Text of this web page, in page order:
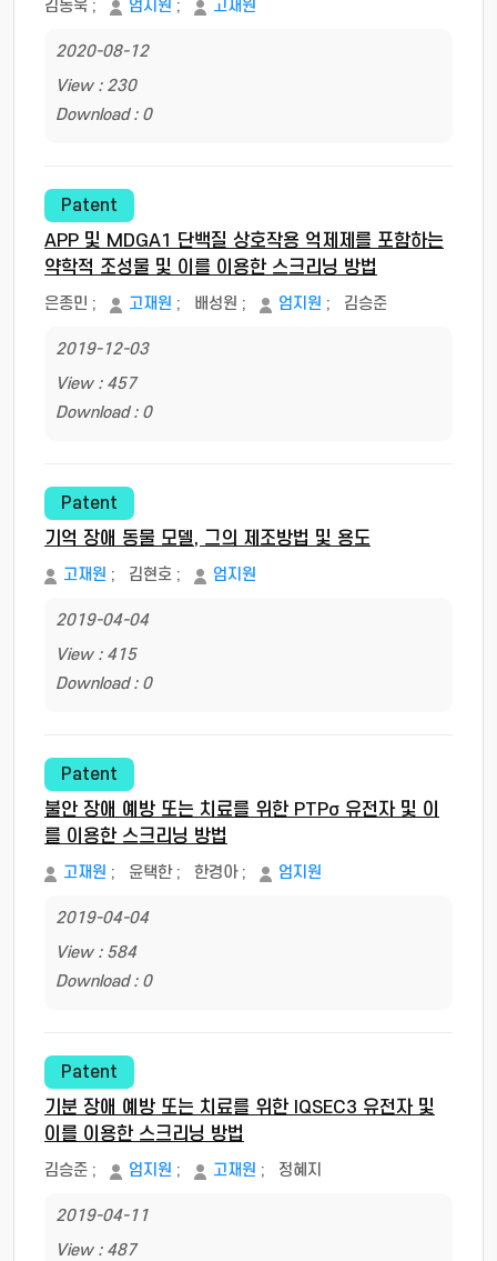
김동욱 ; 엄지원 ; 고재원
2020-08-12
View : 230
Download : 0
Patent
APP 및 MDGA1 단백질 상호작용 억제제를 포함하는
약학적 조성물 및 이를 이용한 스크리닝 방법
은종민 ; 고재원 ; 배성원 ; 엄지원 ; 김승준
2019-12-03
View : 457
Download : 0
Patent
기억 장애 동물 모델, 그의 제조방법 및 용도
고재원 ; 김현호 ; 엄지원
2019-04-04
View : 415
Download : 0
Patent
불안 장애 예방 또는 치료를 위한 PTPσ 유전자 및 이
를 이용한 스크리닝 방법
고재원 ; 윤택한; 한경아; 엄지원
2019-04-04
View : 584
Download : 0
Patent
기분 장애 예방 또는 치료를 위한 IQSEC3 유전자 및
이를 이용한 스크리닝 방법
김승준 ; 엄지원 ; 고재원 ; 정혜지
2019-04-11
View : 487